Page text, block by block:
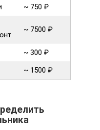
~ 750 ₽
~ 7500 ₽
~ 300 ₽
~ 1500 ₽